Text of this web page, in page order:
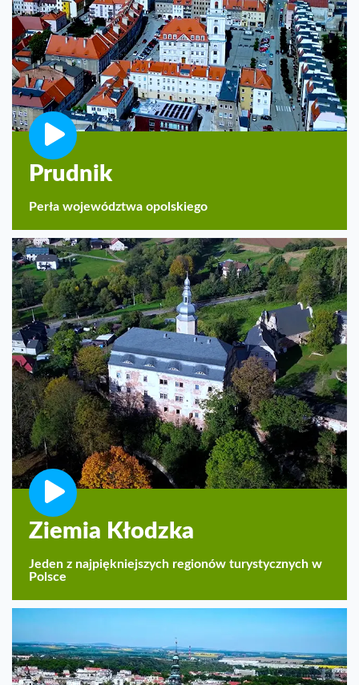
Prudnik
Perła województwa opolskiego
Ziemia Kłodzka
Jeden z najpiękniejszych regionów turystycznych w
Polsce